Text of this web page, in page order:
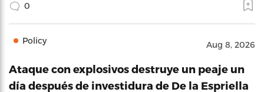
0
Policy Aug 8, 2026
Ataque con explosivos destruye un peaje un
día después de investidura de De la Espriella